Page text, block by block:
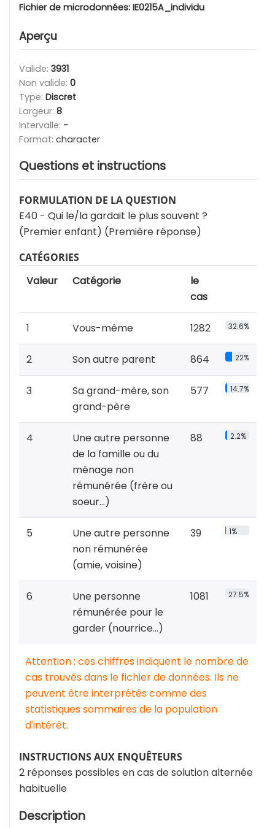
Fichier de microdonnées: IE0215A_individu
Aperçu
Valide: 3931
Non valide: 0
Type: Discret
Largeur: 8
Intervalle: -
Format: character
Questions et instructions
FORMULATION DE LA QUESTION
E40 - Qui le/la gardait le plus souvent ?
(Premier enfant) (Première réponse)
CATÉGORIES
Valeur Catégorie
le
cas
1 Vous-même 1282 32.6%
2 Son autre parent 864 22%
3
Sa grand-mère, son
grand-père
577 14.7%
4
Une autre personne
de la famille ou du
ménage non
rémunérée (frère ou
soeur...)
88 2.2%
5
Une autre personne
non rémunérée
(amie, voisine)
39 1%
6
Une personne
rémunérée pour le
garder (nourrice...)
1081 27.5%
Attention : ces chiffres indiquent le nombre de
cas trouvés dans le fichier de données. Ils ne
peuvent être interprétés comme des
statistiques sommaires de la population
d'intérêt.
INSTRUCTIONS AUX ENQUÊTEURS
2 réponses possibles en cas de solution alternée
habituelle
Description